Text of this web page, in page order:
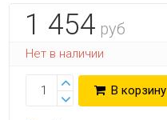
1 454 руб
Нет в наличии
В корзину